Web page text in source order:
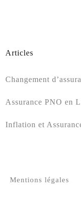
Articles
Changement
Assurance PNO en
Inflation et
Mentions légales